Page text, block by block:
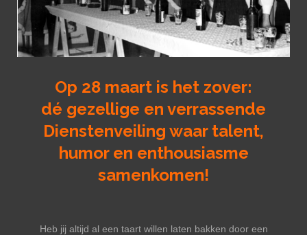
Op 28 maart is het zover:
dé gezellige en verrassende
Dienstenveiling waar talent,
humor en enthousiasme
samenkomen!
Heb jij altijd al een taart willen laten bakken door een